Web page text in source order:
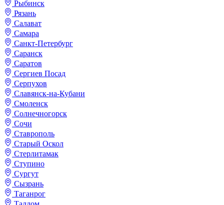
Рыбинск
Рязань
Салават
Самара
Санкт-Петербург
Саранск
Саратов
Сергиев Посад
Серпухов
Славянск-на-Кубани
Смоленск
Солнечногорск
Сочи
Ставрополь
Старый Оскол
Стерлитамак
Ступино
Сургут
Сызрань
Таганрог